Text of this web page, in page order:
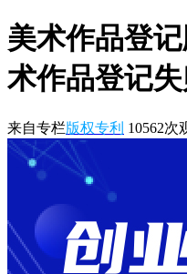
美术作品登
术作品登记
来自专栏版权专利 10562次